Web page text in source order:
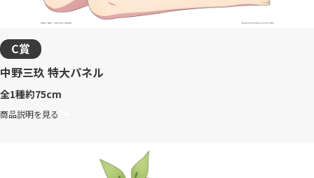
C賞
中野三玖 特大パネル
全1種約75cm
商品説明を見る